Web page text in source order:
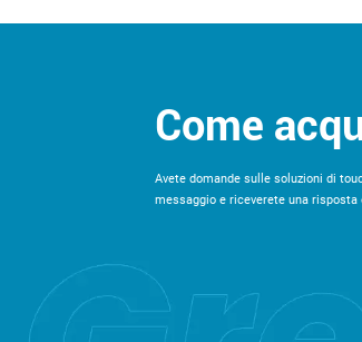
Come
Avete domande sulle soluzioni di
messaggio e riceverete una risposta